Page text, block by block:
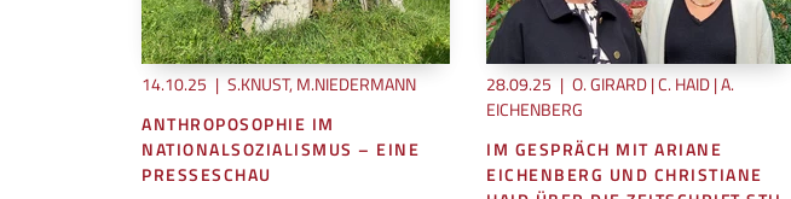
14.10.25 | S.KNUST, M.NIEDERMANN
ANTHROPOSOPHIE IM
NATIONALSOZIALISMUS – EINE
PRESSESCHAU
28.09.25 | O. GIRARD | C. HAID | A.
EICHENBERG
IM GESPRÄCH MIT ARIANE
EICHENBERG UND CHRISTIANE